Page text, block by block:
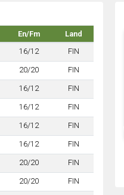
En/Fm
Land
16/12 FIN
20/20 FIN
16/12 FIN
16/12 FIN
16/12 FIN
16/12 FIN
20/20 FIN
20/20 FIN